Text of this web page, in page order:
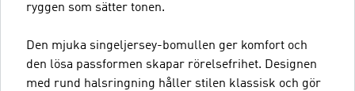
ryggen som sätter tonen.
Den mjuka singeljersey-bomullen ger komfort och
den lösa passformen skapar rörelsefrihet. Designen
med rund halsringning håller stilen klassisk och gör